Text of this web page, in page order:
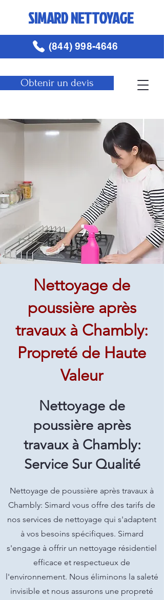
SIMARD NETTOYAGE
Obtenir un devis
(844) 998-4646
Nettoyage de
poussière après
travaux à Chambly:
Propreté de Haute
Valeur
Nettoyage de
poussière après
travaux à Chambly:
Service Sur Qualité
Nettoyage de poussière après travaux à
Chambly: Simard vous offre des tarifs de
nos services de nettoyage qui s'adaptent
à vos besoins spécifiques. Simard
s'engage à offrir un nettoyage résidentiel
efficace et respectueux de
l'environnement. Nous éliminons la saleté
invisible et nous assurons une propreté